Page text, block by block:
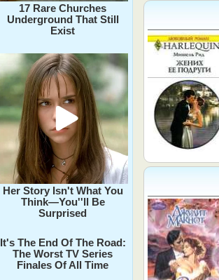
17 Rare Churches
Underground That Still
Exist
Her Story Isn't What You
Think—You''ll Be
Surprised
It's The End Of The Road:
The Worst TV Series
Finales Of All Time